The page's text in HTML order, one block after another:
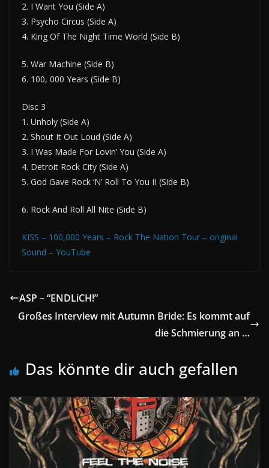
2. I Want You (Side A)
3. Psycho Circus (Side A)
4. King Of The Night Time World (Side B)
5. War Machine (Side B)
6. 100, 000 Years (Side B)
Disc 3
1. Unholy (Side A)
2. Shout It Out Loud (Side A)
3. I Was Made For Lovin’ You (Side A)
4. Detroit Rock City (Side A)
5. God Gave Rock ‘N’ Roll To You II (Side B)
6. Rock And Roll All Nite (Side B)
KISS – 100,000 Years – Rock The Nation Tour – original
Sound – YouTube
ASP – “ENDLiCH!”
Großes Interview mit Autumn Bride: Es kommt auf
die Schmierung an …
Das könnte dir auch gefallen